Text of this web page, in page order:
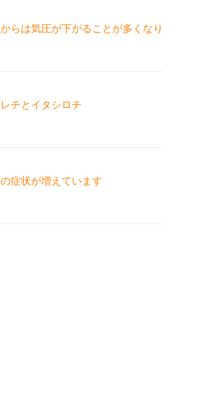
らは気圧が下がることが多くなり
チとイタシロチ
症状が増えています